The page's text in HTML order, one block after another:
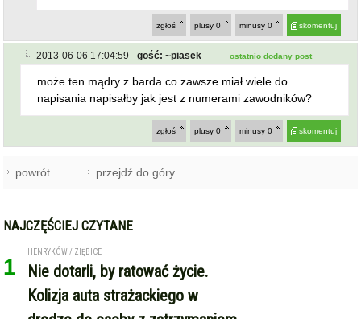
skomentuj
minusy 0
plusy 0
zgłoś
2013-06-06 17:04:59 gość: ~piasek ostatnio dodany post
może ten mądry z barda co zawsze miał wiele do
napisania napisałby jak jest z numerami zawodników?
skomentuj
minusy 0
plusy 0
zgłoś
powrót przejdź do góry
NAJCZĘŚCIEJ CZYTANE
1
HENRYKÓW / ZIĘBICE
Nie dotarli, by ratować życie.
Kolizja auta strażackiego w